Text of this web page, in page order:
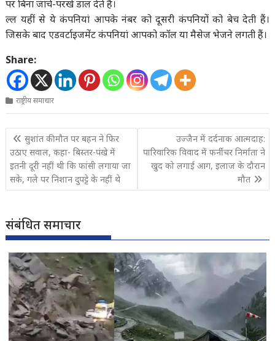
पर बिना जांचे-परखे डाल देते हैं।
ल्ल यहीं से ये कंपनियां आपके नंबर को दूसरी कंपनियों को बेच देती हैं।
जिसके बाद एडवर्टाइजमेंट कंपनियां आपको कॉल या मैसेज भेजने लगती हैं।
Share:
राष्ट्रीय समाचार
Post
navigation
सुशांत की मौत पर बहन ने फिर
उठाए सवाल, कहा- बिस्तर-पंखे में
इतनी दूरी नहीं थी कि फांसी लगाया जा
सके, गले पर निशान दुपट्टे के नहीं थे
उज्जैन में दर्दनाक आत्मदाह:
पारिवारिक विवाद में फर्नीचर निर्माता ने
खुद को लगाई आग, इलाज के दौरान
मौत
संबंधित समाचार